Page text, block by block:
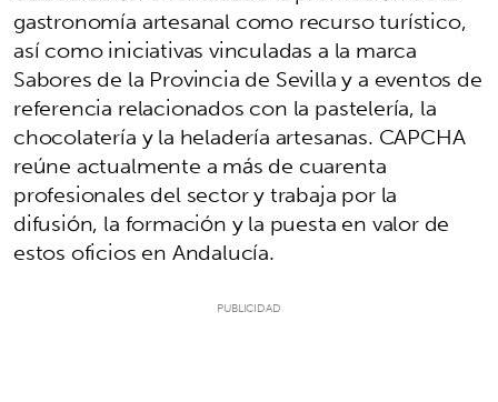
gastronomía artesanal como recurso turístico,
así como iniciativas vinculadas a la marca
Sabores de la Provincia de Sevilla y a eventos de
referencia relacionados con la pastelería, la
chocolatería y la heladería artesanas. CAPCHA
reúne actualmente a más de cuarenta
profesionales del sector y trabaja por la
difusión, la formación y la puesta en valor de
estos oficios en Andalucía.